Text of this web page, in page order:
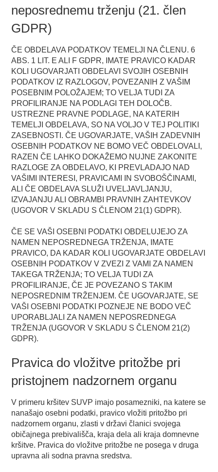
neposrednemu trženju (21. člen
GDPR)
ČE OBDELAVA PODATKOV TEMELJI NA ČLENU. 6
ABS. 1 LIT. E ALI F GDPR, IMATE PRAVICO KADAR
KOLI UGOVARJATI OBDELAVI SVOJIH OSEBNIH
PODATKOV IZ RAZLOGOV, POVEZANIH Z VAŠIM
POSEBNIM POLOŽAJEM; TO VELJA TUDI ZA
PROFILIRANJE NA PODLAGI TEH DOLOČB.
USTREZNE PRAVNE PODLAGE, NA KATERIH
TEMELJI OBDELAVA, SO NA VOLJO V TEJ POLITIKI
ZASEBNOSTI. ČE UGOVARJATE, VAŠIH ZADEVNIH
OSEBNIH PODATKOV NE BOMO VEČ OBDELOVALI,
RAZEN ČE LAHKO DOKAŽEMO NUJNE ZAKONITE
RAZLOGE ZA OBDELAVO, KI PREVLADAJO NAD
VAŠIMI INTERESI, PRAVICAMI IN SVOBOŠČINAMI,
ALI ČE OBDELAVA SLUŽI UVELJAVLJANJU,
IZVAJANJU ALI OBRAMBI PRAVNIH ZAHTEVKOV
(UGOVOR V SKLADU S ČLENOM 21(1) GDPR).
ČE SE VAŠI OSEBNI PODATKI OBDELUJEJO ZA
NAMEN NEPOSREDNEGA TRŽENJA, IMATE
PRAVICO, DA KADAR KOLI UGOVARJATE OBDELAVI
OSEBNIH PODATKOV V ZVEZI Z VAMI ZA NAMEN
TAKEGA TRŽENJA; TO VELJA TUDI ZA
PROFILIRANJE, ČE JE POVEZANO S TAKIM
NEPOSREDNIM TRŽENJEM. ČE UGOVARJATE, SE
VAŠI OSEBNI PODATKI POZNEJE NE BODO VEČ
UPORABLJALI ZA NAMEN NEPOSREDNEGA
TRŽENJA (UGOVOR V SKLADU S ČLENOM 21(2)
GDPR).
Pravica do vložitve pritožbe pri
pristojnem nadzornem organu
V primeru kršitev SUVP imajo posamezniki, na katere se
nanašajo osebni podatki, pravico vložiti pritožbo pri
nadzornem organu, zlasti v državi članici svojega
običajnega prebivališča, kraja dela ali kraja domnevne
kršitve. Pravica do vložitve pritožbe ne posega v druga
upravna ali sodna pravna sredstva.